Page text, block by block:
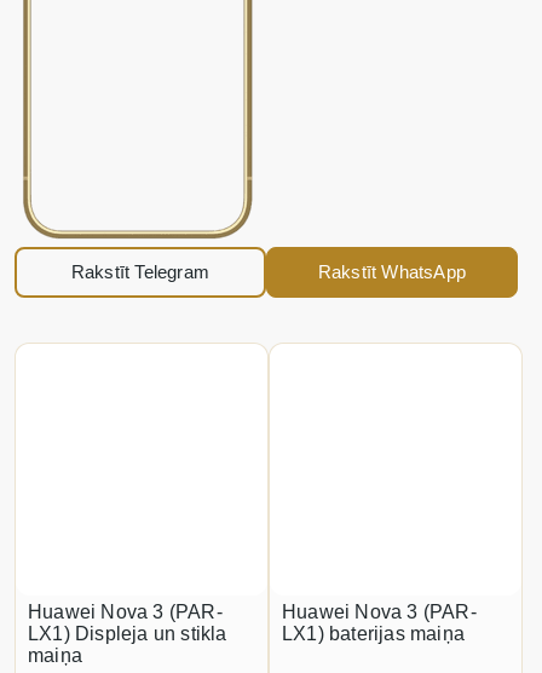
Rakstīt Telegram Rakstīt WhatsApp
Huawei Nova 3 (PAR-
LX1) Displeja un stikla
maiņa
Huawei Nova 3 (PAR-
LX1) baterijas maiņa